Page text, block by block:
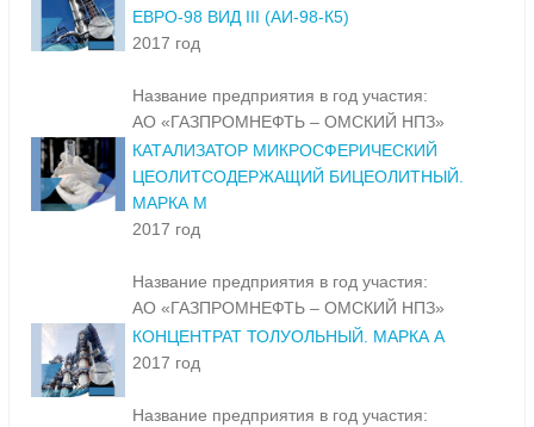
ЕВРО-98 ВИД III (АИ-98-К5)
2017 год
Название предприятия в год участия:
АО «ГАЗПРОМНЕФТЬ – ОМСКИЙ НПЗ»
КАТАЛИЗАТОР МИКРОСФЕРИЧЕСКИЙ
ЦЕОЛИТСОДЕРЖАЩИЙ БИЦЕОЛИТНЫЙ.
МАРКА М
2017 год
Название предприятия в год участия:
АО «ГАЗПРОМНЕФТЬ – ОМСКИЙ НПЗ»
КОНЦЕНТРАТ ТОЛУОЛЬНЫЙ. МАРКА А
2017 год
Название предприятия в год участия: